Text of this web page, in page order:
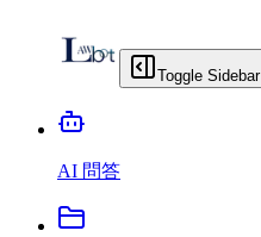
Toggle Sidebar
AI 問答